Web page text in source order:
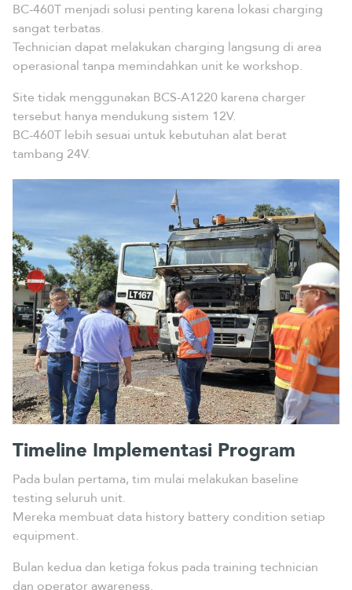
BC-460T menjadi solusi penting karena lokasi charging
sangat terbatas.
Technician dapat melakukan charging langsung di area
operasional tanpa memindahkan unit ke workshop.
Site tidak menggunakan BCS-A1220 karena charger
tersebut hanya mendukung sistem 12V.
BC-460T lebih sesuai untuk kebutuhan alat berat
tambang 24V.
Timeline Implementasi Program
Pada bulan pertama, tim mulai melakukan baseline
testing seluruh unit.
Mereka membuat data history battery condition setiap
equipment.
Bulan kedua dan ketiga fokus pada training technician
dan operator awareness.